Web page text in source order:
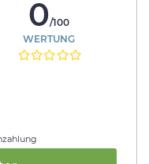
0/100
WERTUNG